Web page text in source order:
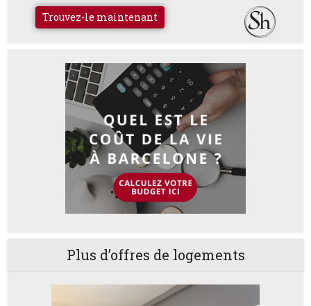
Trouvez-le maintenant
Plus d’offres de logements